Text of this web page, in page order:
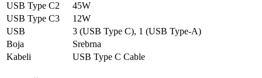
USB Type C2
45W
USB Type C3
12W
USB
3 (USB Type C), 1 (USB Type-A)
Boja
Srebrna
Kabeli
USB Type C Cable